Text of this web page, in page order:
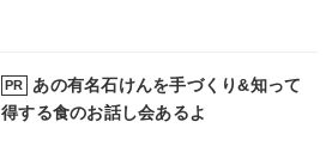
PR
あの有名石けんを手づくり&知って
得する食のお話し会あるよ